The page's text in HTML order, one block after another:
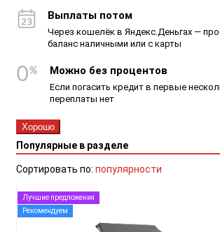
Выплаты потом
Через кошелёк в Яндекс.Деньгах —
баланс наличными или с карты
Можно без процентов
Если погасить кредит в первые
переплаты нет
Хорошо
Популярные в разделе
Сортировать по: популярности
Лучшие предложения
Рекомендуем